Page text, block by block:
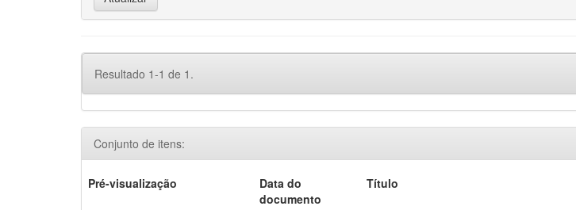
Resultado 1-1 de 1.
Conjunto de itens:
Pré-visualização
Data do
documento
Título